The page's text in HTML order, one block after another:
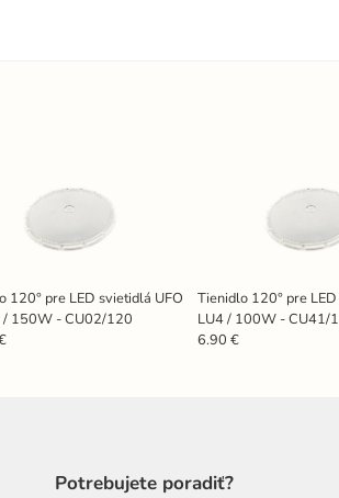
120° pre LED svietidlá UFO
/ 150W - CU02/120
Tienidlo 120° pre
LU4 / 100W - CU41/
6.90 €
Potrebujete poradiť?